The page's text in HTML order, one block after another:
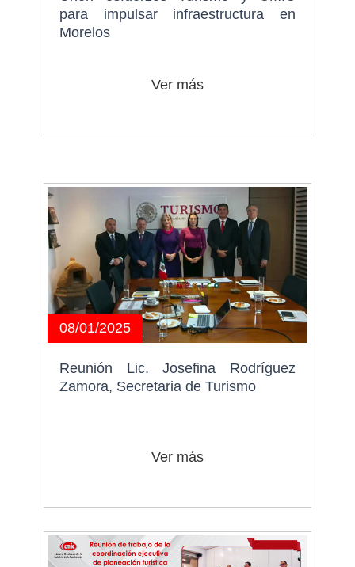
para impulsar infraestructura en
Morelos
Ver más
08/01/2025
Reunión Lic. Josefina Rodríguez
Zamora, Secretaria de Turismo
Ver más